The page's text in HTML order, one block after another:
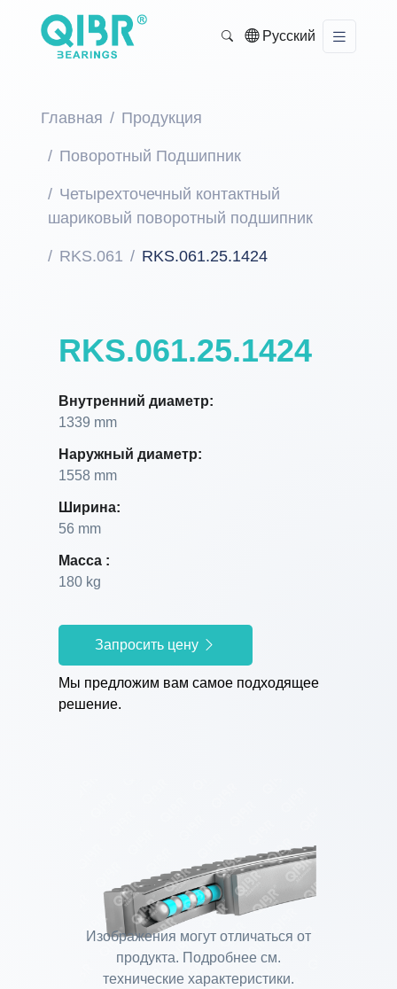
Русский
Главная Продукция
Поворотный Подшипник
Четырехточечный контактный
шариковый поворотный подшипник
RKS.061 RKS.061.25.1424
RKS.061.25.1424
Внутренний диаметр:
1339 mm
Наружный диаметр:
1558 mm
Ширина:
56 mm
Масса :
180 kg
Запросить цену
Мы предложим вам самое подходящее
решение.
Изображения могут отличаться от
продукта. Подробнее см.
технические характеристики.